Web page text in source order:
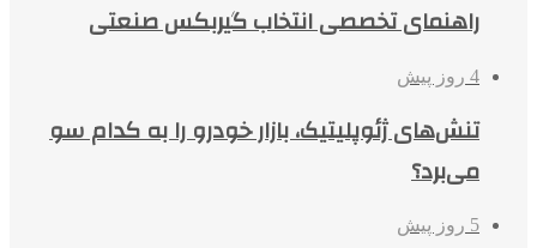
راهنمای تخصصی انتخاب گیربکس صنعتی
4 روز پیش
تنش‌های ژئوپلیتیک، بازار خودرو را به کدام سو
می‌برد؟
5 روز پیش